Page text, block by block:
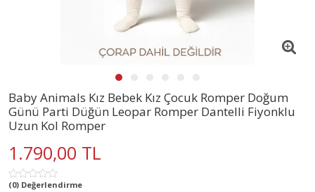
Baby Animals Kız Bebek Kız Çocuk Romper Doğum
Günü Parti Düğün Leopar Romper Dantelli Fiyonklu
Uzun Kol Romper
1.790,00 TL
(0) Değerlendirme